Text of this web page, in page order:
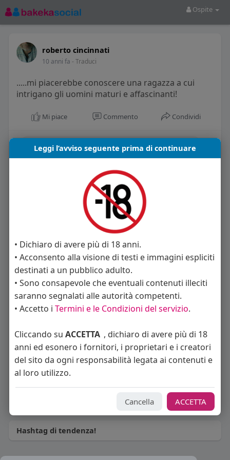
Ospite
roberto cincinnati
10 anni fa - Traduci
.....mi piacerebbe conoscere una ragazza a cui
intrigano gli uomini maturi e affascinanti!
Mi piace Commento Condividi
La gente si consiglia di rispettare
michele michelone Marino El Santiago
eveess
Hashtag di tendenza!
Leggi l’avviso seguente prima di continuare
• Dichiaro di avere più di 18 anni.
• Acconsento alla visione di testi e immagini espliciti
destinati a un pubblico adulto.
• Sono consapevole che eventuali contenuti illeciti
saranno segnalati alle autorità competenti.
• Accetto i Termini e le Condizioni del servizio.
Cliccando su ACCETTA , dichiaro di avere più di 18
anni ed esonero i fornitori, i proprietari e i creatori
del sito da ogni responsabilità legata ai contenuti e
al loro utilizzo.
Cancella ACCETTA